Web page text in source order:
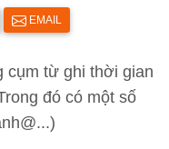
EMAIL
cụm từ ghi thời gian
đó có một số